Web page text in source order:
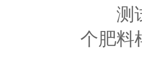
测试
个肥料